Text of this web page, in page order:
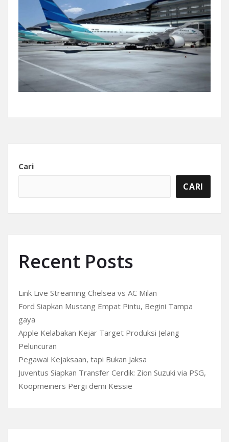
Cari
CARI
Recent Posts
Link Live Streaming Chelsea vs AC Milan
Ford Siapkan Mustang Empat Pintu, Begini Tampa
gaya
Apple Kelabakan Kejar Target Produksi Jelang
Peluncuran
Pegawai Kejaksaan, tapi Bukan Jaksa
Juventus Siapkan Transfer Cerdik: Zion Suzuki via PSG,
Koopmeiners Pergi demi Kessie